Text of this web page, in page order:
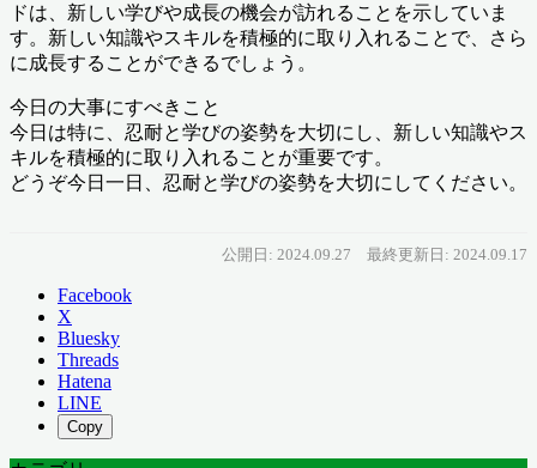
ドは、新しい学びや成長の機会が訪れることを示していま
す。新しい知識やスキルを積極的に取り入れることで、さら
に成長することができるでしょう。
今日の大事にすべきこと
今日は特に、忍耐と学びの姿勢を大切にし、新しい知識やス
キルを積極的に取り入れることが重要です。
どうぞ今日一日、忍耐と学びの姿勢を大切にしてください。
公開日: 2024.09.27 最終更新日: 2024.09.17
Facebook
X
Bluesky
Threads
Hatena
LINE
Copy